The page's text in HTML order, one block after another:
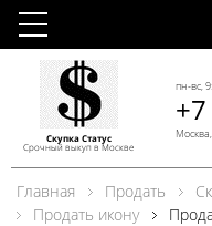
Скупка Статус
Срочный выкуп в Москве
пн-вс,
Главная Продать
Продать икону